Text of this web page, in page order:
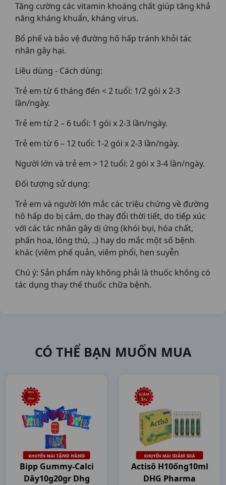
Tăng cường các vitamin khoáng chất giúp tăng khả
năng kháng khuẩn, kháng virus.
Bổ phế và bảo vệ đường hô hấp tránh khỏi tác
nhân gây hại.
Liều dùng - Cách dùng:
Trẻ em từ 6 tháng đến < 2 tuổi: 1/2 gói x 2-3
lần/ngày.
Trẻ em từ 2 – 6 tuổi: 1 gói x 2-3 lần/ngày.
Trẻ em từ 6 – 12 tuổi: 1-2 gói x 2-3 lần/ngày.
Người lớn và trẻ em > 12 tuổi: 2 gói x 3-4 lần/ngày.
Đối tượng sử dụng:
Trẻ em và người lớn mắc các triệu chứng về đường
hô hấp do bị cảm, do thay đổi thời tiết, do tiếp xúc
với các tác nhân gây dị ứng (khói bụi, hóa chất,
phấn hoa, lông thú, ..) hay do mắc một số bệnh
khác (viêm phế quản, viêm phổi, hen suyễn
Chú ý: Sản phẩm này không phải là thuốc không có
tác dụng thay thế thuốc chữa bệnh.
CÓ THỂ BẠN MUỐN MUA
Bipp Gummy-Calci
Dây10g20gr Dhg
Actisô H10ống10ml
DHG Pharma